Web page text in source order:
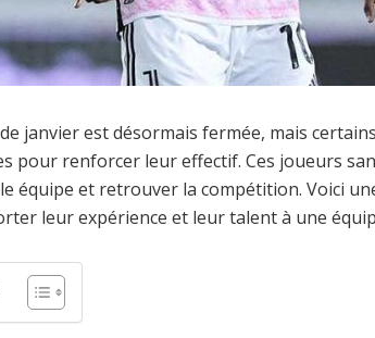
janvier est désormais fermée, mais
pour renforcer leur effectif. Ces joueurs
équipe et retrouver la compétition. Voici
leur expérience et leur talent à une